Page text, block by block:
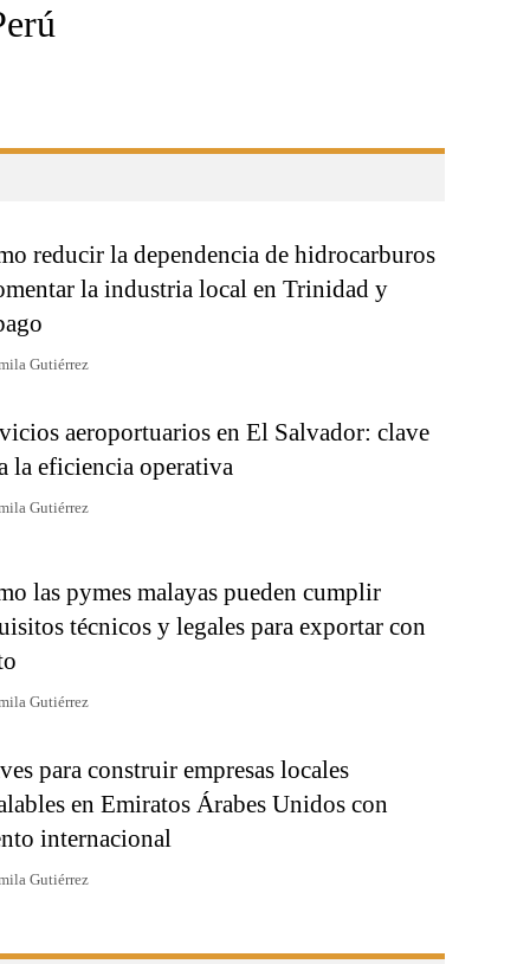
reducir la dependencia de hidrocarburos
la industria local en Trinidad y
Gutiérrez
aeroportuarios en El Salvador: clave
la eficiencia operativa
Gutiérrez
las pymes malayas pueden cumplir
técnicos y legales para exportar con
Gutiérrez
para construir empresas locales
en Emiratos Árabes Unidos con
internacional
Gutiérrez